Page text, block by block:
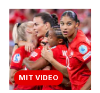
MIT VIDEO